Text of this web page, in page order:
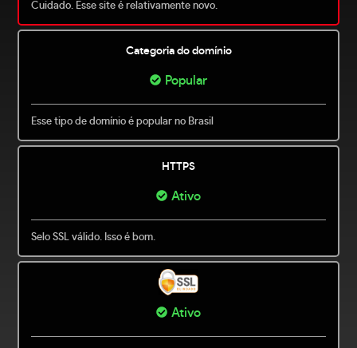
Cuidado. Esse site é relativamente novo.
Categoria do domínio
Popular
Esse tipo de domínio é popular no Brasil
HTTPS
Ativo
Selo SSL válido. Isso é bom.
Ativo